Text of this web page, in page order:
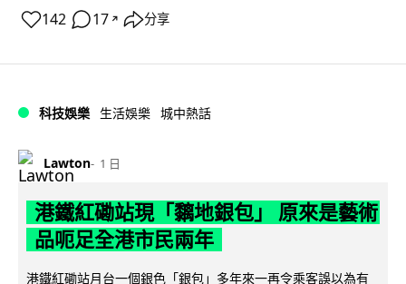
142 17 ↗ 分享
科技娛樂 生活娛樂 城中熱話
Lawton 1 日
港鐵紅磡站現「黐地銀包」 原來是藝術
品呃足全港市民兩年
港鐵紅磡站月台一個銀色「銀包」多年來一再令乘客誤以為有